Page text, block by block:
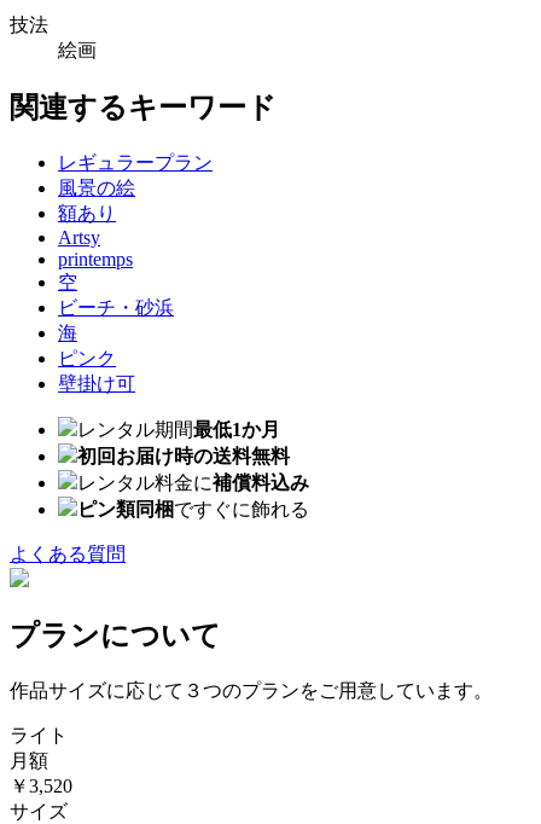
技法
絵画
関連するキーワード
レギュラープラン
風景の絵
額あり
Artsy
printemps
空
ビーチ・砂浜
海
ピンク
壁掛け可
レンタル期間最低1か月
初回お届け時の送料無料
レンタル料金に補償料込み
ピン類同梱ですぐに飾れる
よくある質問
プランについて
作品サイズに応じて３つのプランをご用意しています。
ライト
月額
￥3,520
サイズ